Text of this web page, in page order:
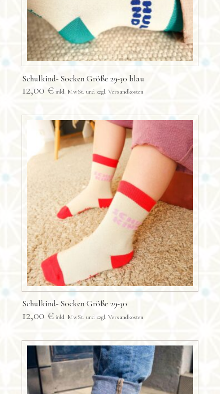
Schulkind- Socken Größe 29-30 blau
12,00 €
Schulkind- Socken Größe 29-30
12,00 €